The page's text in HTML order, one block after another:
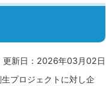
更新日：2026年03月02日
プロジェクトに対し企